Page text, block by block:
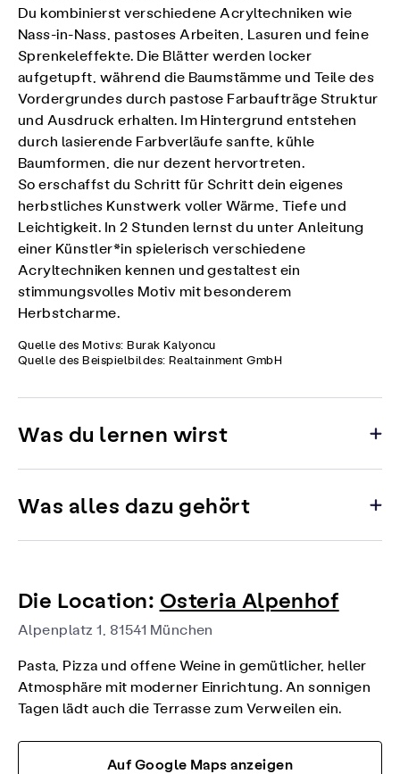
Du kombinierst verschiedene Acryltechniken wie
Nass-in-Nass, pastoses Arbeiten, Lasuren und feine
Sprenkeleffekte. Die Blätter werden locker
aufgetupft, während die Baumstämme und Teile des
Vordergrundes durch pastose Farbaufträge Struktur
und Ausdruck erhalten. Im Hintergrund entstehen
durch lasierende Farbverläufe sanfte, kühle
Baumformen, die nur dezent hervortreten.
So erschaffst du Schritt für Schritt dein eigenes
herbstliches Kunstwerk voller Wärme, Tiefe und
Leichtigkeit. In 2 Stunden lernst du unter Anleitung
einer Künstler*in spielerisch verschiedene
Acryltechniken kennen und gestaltest ein
stimmungsvolles Motiv mit besonderem
Herbstcharme.
Quelle des Motivs: Burak Kalyoncu
Quelle des Beispielbildes: Realtainment GmbH
Was du lernen wirst
Was alles dazu gehört
Die Location: Osteria Alpenhof
Alpenplatz 1, 81541 München
Pasta, Pizza und offene Weine in gemütlicher, heller
Atmosphäre mit moderner Einrichtung. An sonnigen
Tagen lädt auch die Terrasse zum Verweilen ein.
Auf Google Maps anzeigen